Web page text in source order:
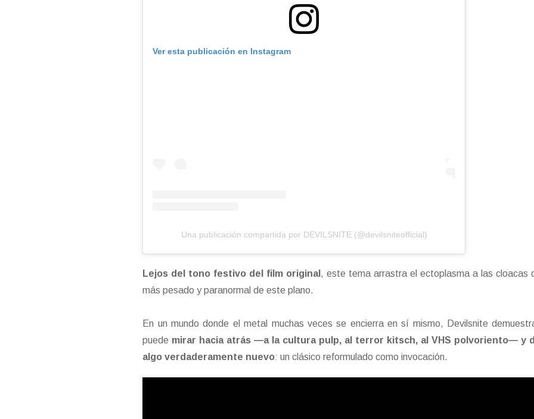
Ver esta publicación en Instagram
Una publicación compartida por DEVILSNITE (@devilsniteofficial)
Lejos del tono festivo del film original , este tema arrastra el ectoplasma a las cloacas
más pesado y paranormal de este plano.
En un mundo donde el metal muchas veces se encierra en sí mismo, Devilsnite
puede mirar hacia atrás —a la cultura pulp, al terror kitsch, al VHS polvoriento— y
algo verdaderamente nuevo: un clásico reformulado como invocación.